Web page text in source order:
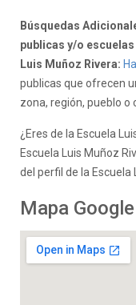
Búsquedas
publicas y/o escuelas
Luis Muñoz Rivera:
publicas que ofrecen
zona, región, pueblo o
¿Eres de la Escuela
Escuela Luis Muñoz
del perfil de la Escuela
Mapa Google